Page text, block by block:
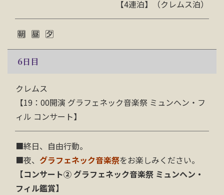
【4連泊】（クレムス泊）
6日目
クレムス
【19：00開演 グラフェネック音楽祭 ミュンヘン・フ
ィル コンサート】
■終日、自由行動。
■夜、 グラフェネック音楽祭をお楽しみください。
【コンサート② グラフェネック音楽祭 ミュンヘン・
フィル鑑賞】